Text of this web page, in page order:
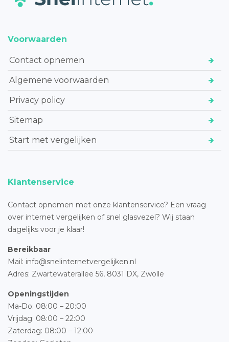
Voorwaarden
Contact opnemen
Algemene voorwaarden
Privacy policy
Sitemap
Start met vergelijken
Klantenservice
Contact opnemen met onze klantenservice? Een vraag
over internet vergelijken of snel glasvezel? Wij staan
dagelijks voor je klaar!
Bereikbaar
Mail: info@snelinternetvergelijken.nl
Adres: Zwartewaterallee 56, 8031 DX, Zwolle
Openingstijden
Ma-Do: 08:00 – 20:00
Vrijdag: 08:00 – 22:00
Zaterdag: 08:00 – 12:00